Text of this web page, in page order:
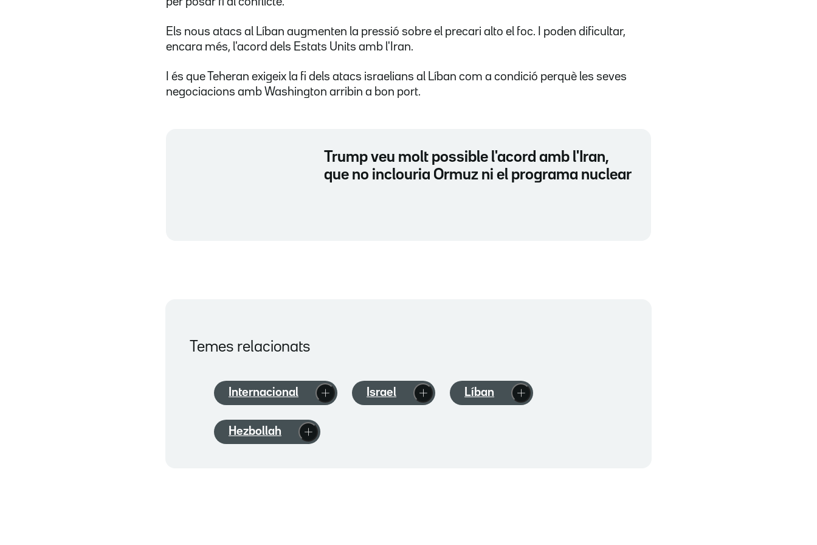
Els nous atacs al Líban augmenten la pressió sobre el precari alto el foc. I poden dificultar,
encara més, l'acord dels Estats Units amb l'Iran.
I és que Teheran exigeix la fi dels atacs israelians al Líban com a condició perquè les seves
negociacions amb Washington arribin a bon port.
Trump veu molt possible l'acord amb l'Iran,
que no inclouria Ormuz ni el programa nuclear
Temes relacionats
Internacional Israel Líban
Hezbollah